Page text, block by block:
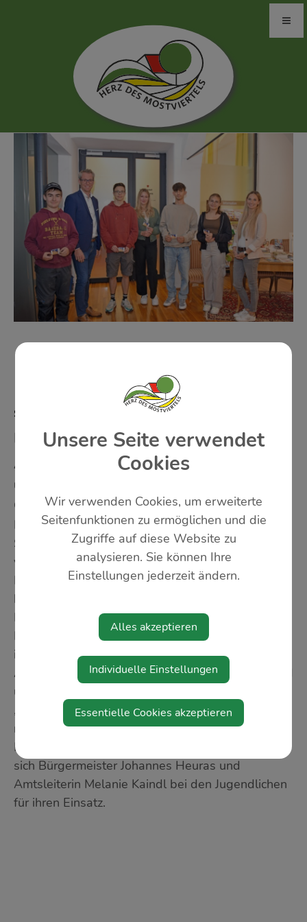
ST. PETER/AU
IM FERIALEINSATZ FÜR DIE GEMEINDE
Auch heuer halfen wieder Schülerinnen
und Schüler in den Ferien im
Gemeindedienst mit.
Die Sommerferien nützen viele Schülerinnen und
Schüler, um sich mit Ferialarbeit etwas dazu zu
verdienen bzw. erste Arbeitsluft zu schnuppern.
Die Marktgemeinde St. Peter/Au freute sich auch
heuer wieder über den Einsatz von
FerialpraktikantInnen im Gemeindedienst. Ob am
Bauhof, im Freibad, am Gemeindeamt oder aber
in der Ferienbetreuung in der Volksschule – die
Aufgabenfelder waren wieder sehr spannend und
umfangreich.
„Die Gemeinde ist immer wieder auf der Suche
nach engagierten Mitarbeiterinnen und
Mitarbeitern, auch in der Ferialarbeit“, bedankten
sich Bürgermeister Johannes Heuras und
Amtsleiterin Melanie Kaindl bei den Jugendlichen
für ihren Einsatz.
Unsere Seite verwendet
Cookies
Wir verwenden Cookies, um erweiterte
Seitenfunktionen zu ermöglichen und die
Zugriffe auf diese Website zu
analysieren. Sie können Ihre
Einstellungen jederzeit ändern.
Alles akzeptieren
Individuelle Einstellungen
Essentielle Cookies akzeptieren